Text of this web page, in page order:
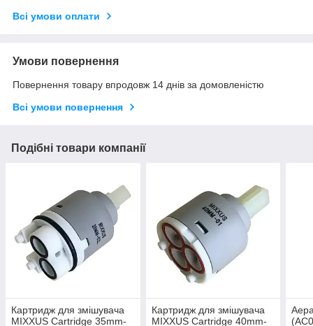
Всі умови оплати
Умови повернення
Повернення товару впродовж 14 днів за домовленістю
Всі умови повернення
Подібні товари компанії
Картридж для змішувача
MIXXUS Cartridge 35mm-
Картридж для змішувача
MIXXUS Cartridge 40mm-